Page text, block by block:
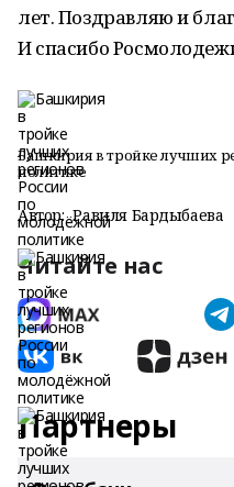
лет. Поздравляю и
И спасибо
Башкирия в тройке лучших
политике
Автор: Равиля Бардыбаева
Читайте нас
Партнеры